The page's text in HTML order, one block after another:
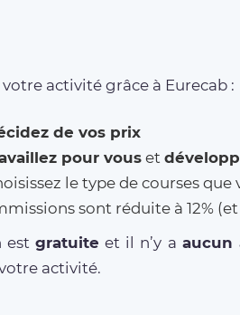
activité grâce à Eurecab :
de vos prix
pour vouset
le type de courses
sont réduite à 12%
estgratuite et il n’y a aucun
activité.